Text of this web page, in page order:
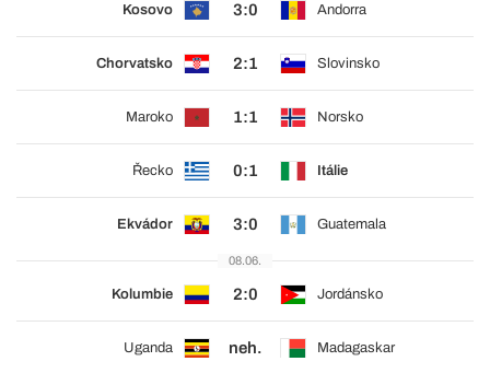
Kosovo 3:0 Andorra
Chorvatsko 2:1 Slovinsko
Maroko 1:1 Norsko
Řecko 0:1 Itálie
Ekvádor 3:0 Guatemala
08.06.
Kolumbie 2:0 Jordánsko
Uganda neh. Madagaskar